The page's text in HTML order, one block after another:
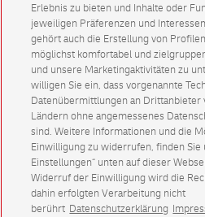
Erlebnis zu bieten und Inhalte oder
jeweiligen Präferenzen und
gehört auch die Erstellung von
möglichst komfortabel und
und unsere Marketingaktivitäten zu
willigen Sie ein, dass vorgenannte
Datenübermittlungen an Drittanbieter
Ländern ohne angemessenes
sind. Weitere Informationen und die
Einwilligung zu widerrufen, finden Sie
Einstellungen“ unten auf dieser
Widerruf der Einwilligung wird die
dahin erfolgten Verarbeitung nicht
berührt Datenschutzerklärung